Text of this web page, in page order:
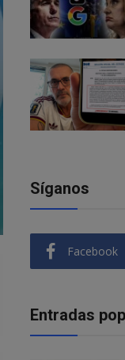
Síganos
Facebook
Entradas